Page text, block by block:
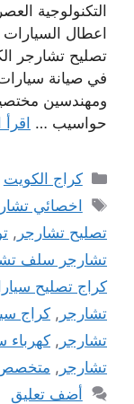
التكنولوجية
اعطال السيارات
تصليح تشارجر
في صيانة
ومهندسين
حواسيب … اقرأ
التصنيفات
كراج الكويت
الوسوم
اخصائي
تصليح تشارجر ,
تشارجر سلف
كراج تصليح
تشارجر , كراج
تشارجر , كهرباء
تشارجر , متخصص
أضف تعليق